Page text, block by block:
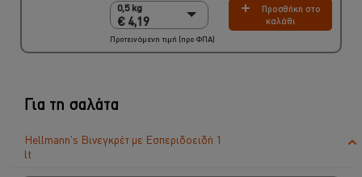
0,5 kg
€ 4,19
0,5 kg
€ 4,19
12 x 500 gr
Προσθήκη στο
καλάθι
Προτεινόμενη τιμή (προ ΦΠΑ)
Για τη σαλάτα
Hellmann's Βινεγκρέτ με Εσπεριδοειδή 1
lt